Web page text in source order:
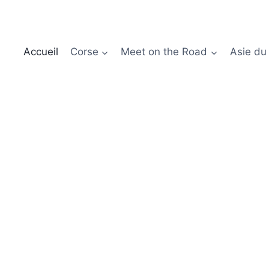
Accueil
Corse Meet on the Road Asie du